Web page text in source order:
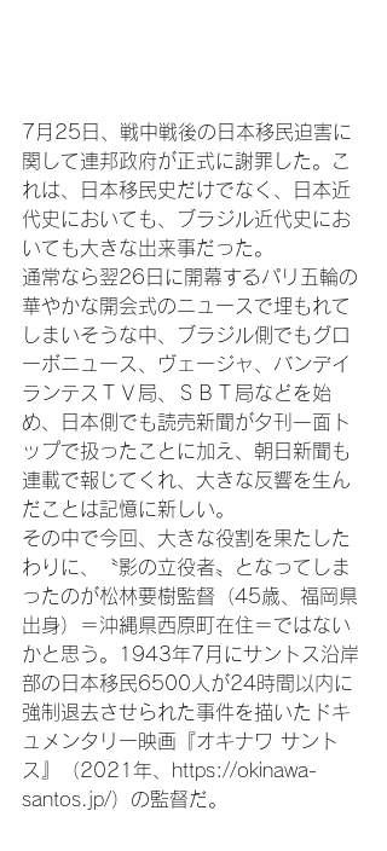
7月25日、戦中戦後の日本移民迫害に
関して連邦政府が正式に謝罪した。こ
れは、日本移民史だけでなく、日本近
代史においても、ブラジル近代史にお
いても大きな出来事だった。
通常なら翌26日に開幕するパリ五輪の
華やかな開会式のニュースで埋もれて
しまいそうな中、ブラジル側でもグロ
ーボニュース、ヴェージャ、バンデイ
ランテスＴＶ局、ＳＢＴ局などを始
め、日本側でも読売新聞が夕刊一面ト
ップで扱ったことに加え、朝日新聞も
連載で報じてくれ、大きな反響を生ん
だことは記憶に新しい。
その中で今回、大きな役割を果たした
わりに、〝影の立役者〟となってしま
ったのが松林要樹監督（45歳、福岡県
出身）＝沖縄県西原町在住＝ではない
かと思う。1943年7月にサントス沿岸
部の日本移民6500人が24時間以内に
強制退去させられた事件を描いたドキ
ュメンタリー映画『オキナワ サント
ス』（2021年、https://okinawa-
santos.jp/）の監督だ。